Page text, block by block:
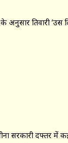
तिवारी ‘उस
दफ्तर में कई